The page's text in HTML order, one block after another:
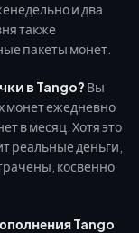
и два
также
пакеты монет.
в Tango? Вы
монет ежедневно
в месяц. Хотя это
реальные деньги,
косвенно
Tango